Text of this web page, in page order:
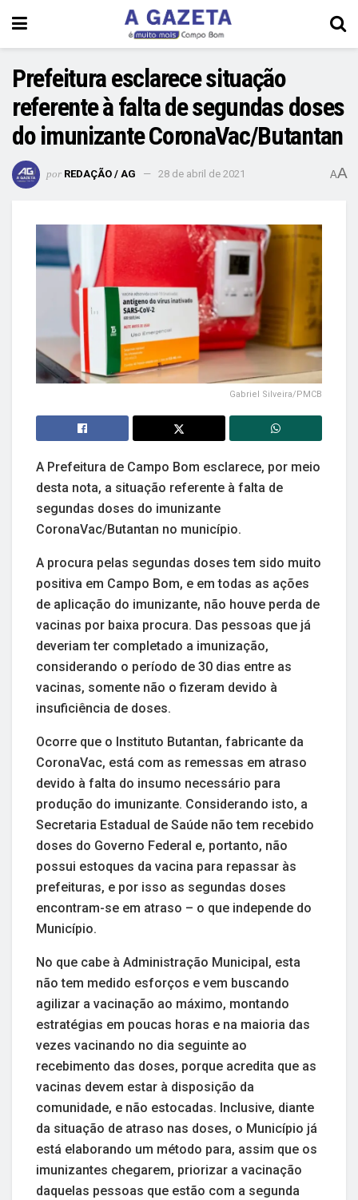
Prefeitura esclarece situação
referente à falta de segundas doses
do imunizante CoronaVac/Butantan
por REDAÇÃO / AG 28 de abril de 2021 AA
Gabriel Silveira/PMCB
A Prefeitura de Campo Bom esclarece, por meio
desta nota, a situação referente à falta de
segundas doses do imunizante
CoronaVac/Butantan no município.
A procura pelas segundas doses tem sido muito
positiva em Campo Bom, e em todas as ações
de aplicação do imunizante, não houve perda de
vacinas por baixa procura. Das pessoas que já
deveriam ter completado a imunização,
considerando o período de 30 dias entre as
vacinas, somente não o fizeram devido à
insuficiência de doses.
Ocorre que o Instituto Butantan, fabricante da
CoronaVac, está com as remessas em atraso
devido à falta do insumo necessário para
produção do imunizante. Considerando isto, a
Secretaria Estadual de Saúde não tem recebido
doses do Governo Federal e, portanto, não
possui estoques da vacina para repassar às
prefeituras, e por isso as segundas doses
encontram-se em atraso – o que independe do
Município.
No que cabe à Administração Municipal, esta
não tem medido esforços e vem buscando
agilizar a vacinação ao máximo, montando
estratégias em poucas horas e na maioria das
vezes vacinando no dia seguinte ao
recebimento das doses, porque acredita que as
vacinas devem estar à disposição da
comunidade, e não estocadas. Inclusive, diante
da situação de atraso nas doses, o Município já
está elaborando um método para, assim que os
imunizantes chegarem, priorizar a vacinação
daquelas pessoas que estão com a segunda